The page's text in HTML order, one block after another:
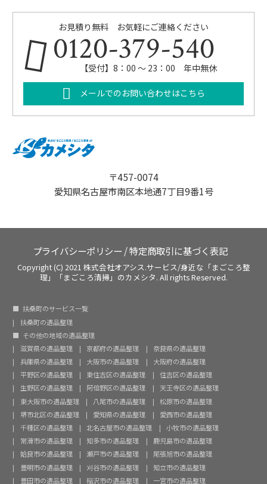
お見積り無料 お気軽にご連絡ください
0120-379-540
【受付】8：00 ～ 23：00 年中無休
メールでのお問い合わせはこちら
〒457-0074
愛知県名古屋市南区本地通7丁目9番1号
プライバシーポリシー /特定商取引に基づく表記
Copyright (C) 2021 株式会社オアシス.サービス/身近な「まごころ整
理」「まごころ清掃」のカメシタ. All rights Reserved.
扶桑町のサービス一覧
扶桑町の遺品整理
その他の地域の遺品整理
滋賀県の遺品整理
京都府の遺品整理
奈良県の遺品整理
兵庫県の遺品整理
大阪市の遺品整理
大阪府の遺品整理
平野区の遺品整理
東住吉区の遺品整理
住吉区の遺品整理
生野区の遺品整理
阿倍野区の遺品整理
天王寺区の遺品整理
東大阪市の遺品整理
八尾市の遺品整理
松原市の遺品整理
堺市北区の遺品整理
愛知県の遺品整理
愛西市の遺品整理
千種区の遺品整理
北名古屋市の遺品整理
小牧市の遺品整理
常滑市の遺品整理
知多市の遺品整理
鹿児島市の遺品整理
姶良市の遺品整理
瀬戸市の遺品整理
尾張旭市の遺品整理
豊明市の遺品整理
刈谷市の遺品整理
知立市の遺品整理
豊田市の遺品整理
稲沢市の遺品整理 一宮市の遺品整理